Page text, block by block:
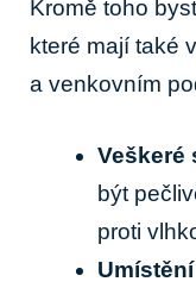
Kromě toho
které mají také
a venkovním
Veškeré
být
‍proti​
Umístění​